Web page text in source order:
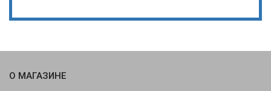
О МАГАЗИНЕ